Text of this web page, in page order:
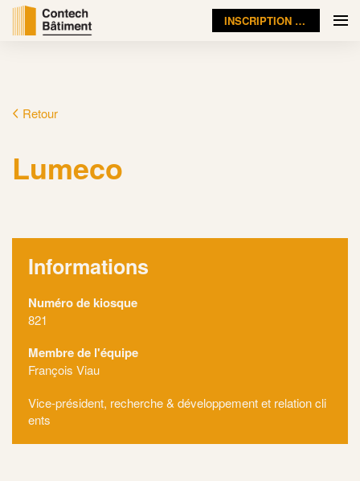
INSCRIPTION VISITEUR
Retour
Lumeco
Informations
Numéro de kiosque
821
Membre de l'équipe
François Viau
Vice‑président, recherche & développement et relation cli
ents